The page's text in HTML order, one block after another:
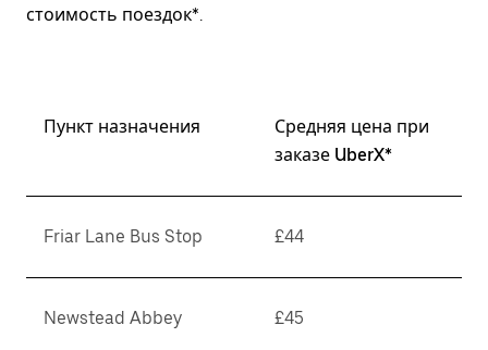
стоимость поездок*.
Пункт назначения
Средняя цена при
заказе UberX*
Friar Lane Bus Stop £44
Newstead Abbey £45